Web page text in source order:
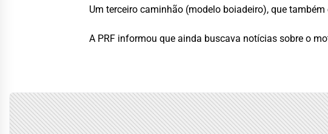
Um terceiro caminhão (modelo boiadeiro), que
A PRF informou que ainda buscava notícias sobre o